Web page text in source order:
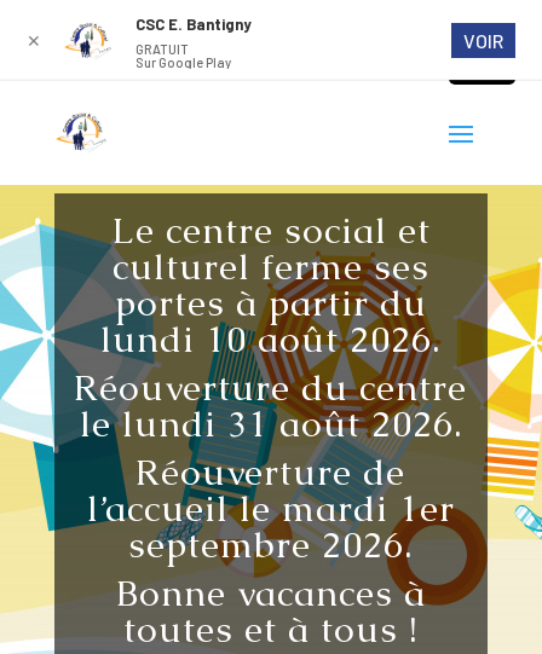
Le centre social et
culturel ferme ses
portes à partir du
lundi 10 août 2026.
Réouverture du centre
le lundi 31 août 2026.
Réouverture de
l’accueil le mardi 1er
septembre 2026.
Bonne vacances à
toutes et à tous !
✕
CSC E. Bantigny
GRATUIT
Sur Google Play
VOIR